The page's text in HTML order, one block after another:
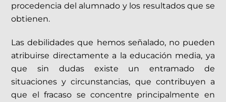
procedencia del alumnado y los resultados que se
obtienen.
Las debilidades que hemos señalado, no pueden
atribuirse directamente a la educación media, ya
que sin dudas existe un entramado de
situaciones y circunstancias, que contribuyen a
que el fracaso se concentre principalmente en